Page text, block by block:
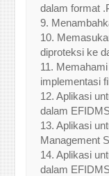
dalam format
9.
10.
diproteksi ke
11.
implementasi
12. Aplikasi
dalam
13. Aplikasi
Management
14. Aplikasi
dalam